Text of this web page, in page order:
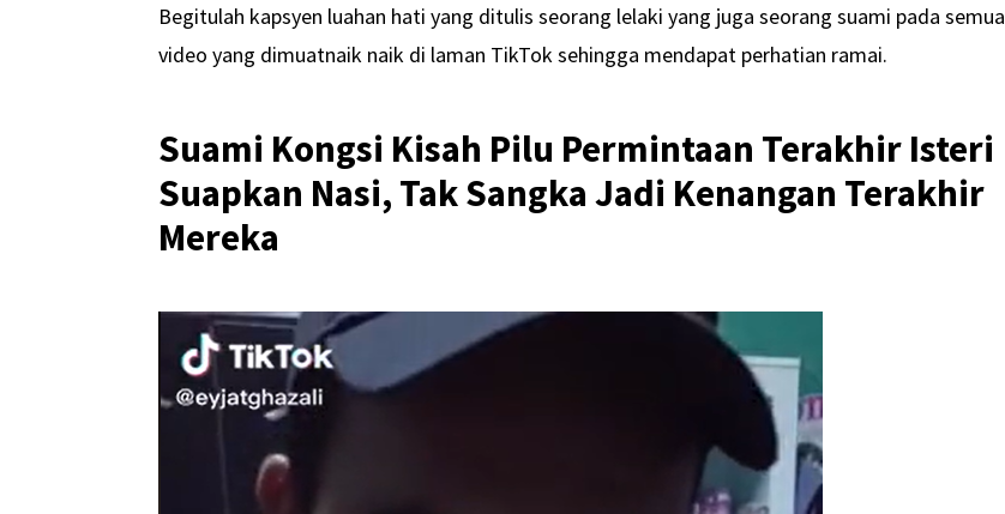
Begitulah kapsyen luahan hati yang ditulis seorang lelaki yang juga seorang suami pada semua
video yang dimuatnaik naik di laman TikTok sehingga mendapat perhatian ramai.
Suami Kongsi Kisah Pilu Permintaan Terakhir Isteri
Suapkan Nasi, Tak Sangka Jadi Kenangan Terakhir
Mereka